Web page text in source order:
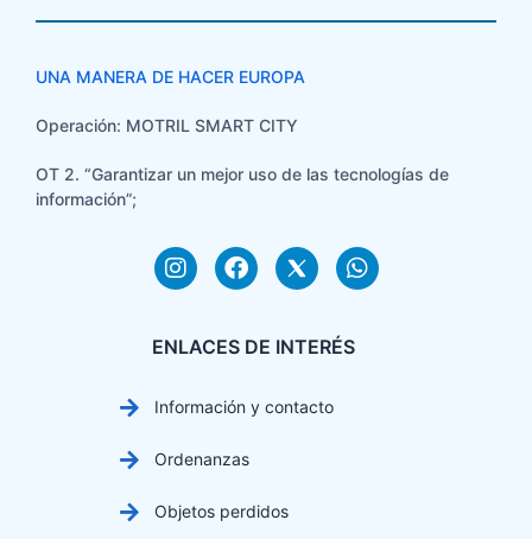
UNA MANERA DE HACER EUROPA
Operación: MOTRIL SMART CITY
OT 2. “Garantizar un mejor uso de las tecnologías de
información”;
ENLACES DE INTERÉS
Información y contacto
Ordenanzas
Objetos perdidos